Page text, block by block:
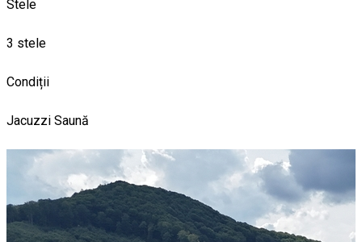
Stele
3 stele
Condiții
Jacuzzi Saună